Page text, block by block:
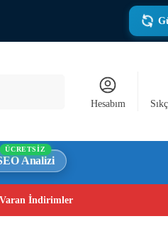
Hesabım
Analizi
ÜCRETSİZ
Varan İndirimler